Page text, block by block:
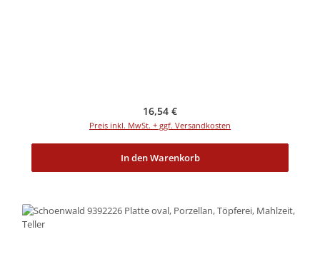
Regulärer Preis:
16,54 €
Preis inkl. MwSt. + ggf. Versandkosten
In den Warenkorb